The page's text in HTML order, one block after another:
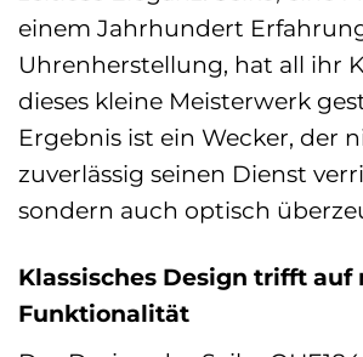
einem Jahrhundert
Uhrenherstellung, hat all ihr
dieses kleine Meisterwerk
Ergebnis ist ein Wecker, der
zuverlässig seinen Dienst
sondern auch optisch
Klassisches Design trifft auf
Funktionalität